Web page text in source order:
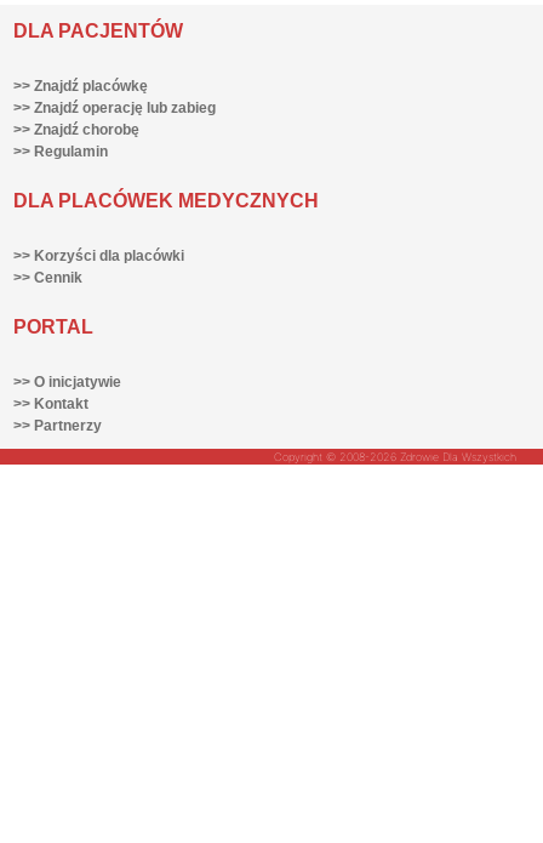
DLA PACJENTÓW
>> Znajdź placówkę
>> Znajdź operację lub zabieg
>> Znajdź chorobę
>> Regulamin
DLA PLACÓWEK MEDYCZNYCH
>> Korzyści dla placówki
>> Cennik
PORTAL
>> O inicjatywie
>> Kontakt
>> Partnerzy
Copyright © 2008-2026 Zdrowie Dla Wszystkich